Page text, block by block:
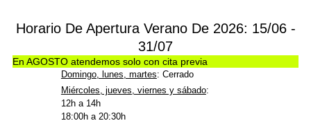
Horario De Apertura Verano De 2026: 15/06 -
31/07
En AGOSTO atendemos solo con cita previa
Domingo, lunes, martes: Cerrado
Miércoles, jueves, viernes y sábado:
12h a 14h
18:00h a 20:30h